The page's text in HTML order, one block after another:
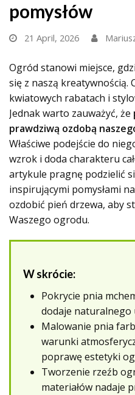
pomysłów
21 April, 2026
Ogród stanowi miejsce,
się z naszą kreatywnością.
kwiatowych rabatach i
Jednak warto zauważyć, że
prawdziwą ozdobą
Właściwe podejście do
wzrok i doda charakteru
artykule pragnę podzielić
inspirującymi pomysłami
ozdobić pień drzewa, aby
Waszego ogrodu.
W skrócie:
Pokrycie pnia
dodaje naturalnego
Malowanie pnia
warunki
poprawę estetyki
Tworzenie rzeźb
materiałów nadaje